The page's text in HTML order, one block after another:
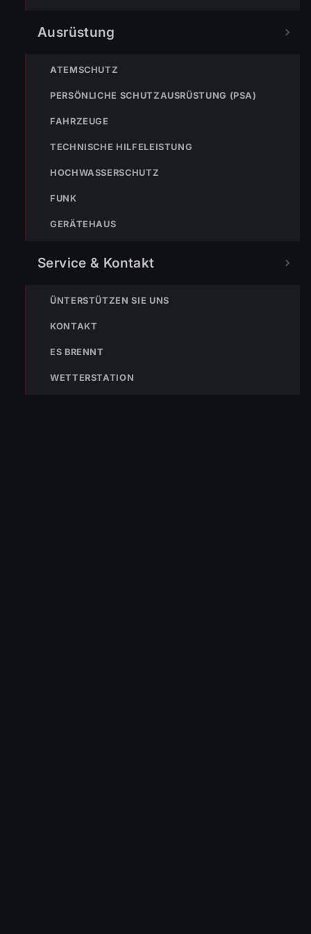
Ausrüstung
ATEMSCHUTZ
PERSÖNLICHE SCHUTZAUSRÜSTUNG (PSA)
FAHRZEUGE
TECHNISCHE HILFELEISTUNG
HOCHWASSERSCHUTZ
FUNK
GERÄTEHAUS
Service & Kontakt
ÜNTERSTÜTZEN SIE UNS
KONTAKT
ES BRENNT
WETTERSTATION